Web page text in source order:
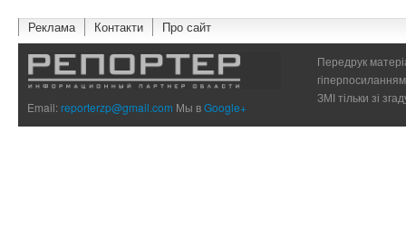
Реклама Контакти Про сайт
Email:reporterzp@gmail.com Мы вGoogle+
Передрук
ЗМІ тільки зі